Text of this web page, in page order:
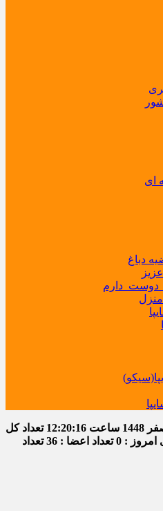
ای
دباغ
منزل
ساعت 12:20:17 تعداد کل
: 0 تعداد اعضا : 36
تعداد